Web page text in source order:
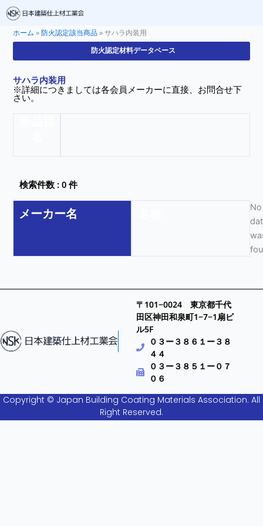
ホーム »防火認定該当商品»サハラ内装用
防火認定材料データベース
サハラ内装用
※詳細につきましては各会員メーカーに直接、お問合せ下
さい。
検索件数 : 0 件
メーカー名
No
〒101−0024 東京都千代
田区神田和泉町1−7−1扇ビ
ル5F
０３ー３８６１ー３８
４４
０３ー３８５１ー０７
０６
Copyright © Japan Building Coating Materials Association. All
Right Reserved.